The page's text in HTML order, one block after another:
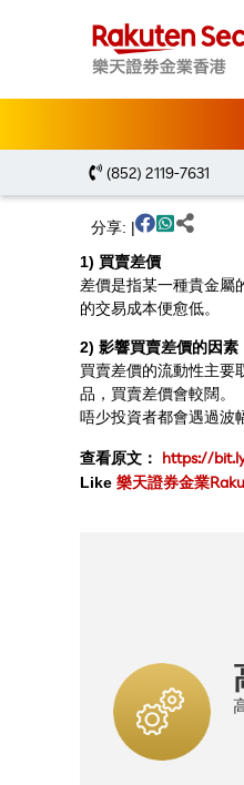
(852) 2119-7631
主页 金銀買賣教
【金銀買賣小
#金銀業術語
分享: |
1) 買賣差價
差價是指某一種貴金屬
的交易成本便愈低。
2) 影響買賣差價的因素
買賣差價的流動性主要
品，買賣差價會較闊。
唔少投資者都會遇過波
查看原文： https://
Like 樂天證券金業